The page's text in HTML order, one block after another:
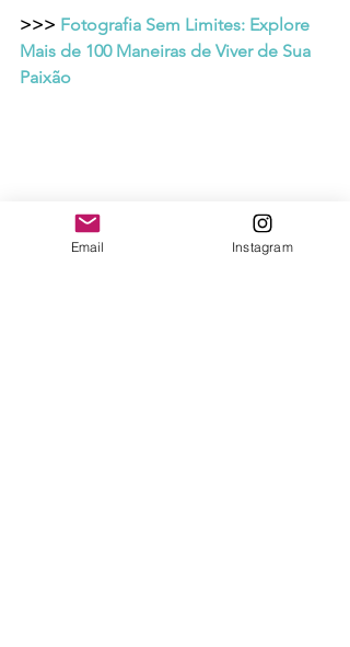
>>> Fotografia Sem Limites: Explore
Mais de 100 Maneiras de Viver de Sua
Paixão
Email Instagram